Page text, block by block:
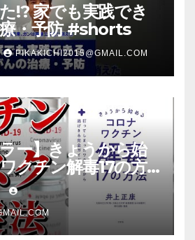
!? 家でも実践でき
・予防 #shorts
PIKAKICHI2015@GMAIL.COM
ラー】きょうから始
クチン解毒17の方